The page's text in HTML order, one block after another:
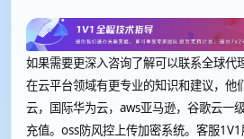
如果需要更深入咨询了解可以联系全球代
在云平台领域有更专业的知识和建议，他
云，国际华为云，aws亚马逊，谷歌云一
充值。oss防风控上传加密系统。客服